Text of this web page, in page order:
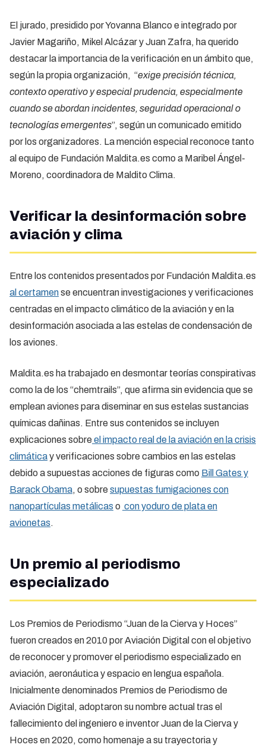
El jurado, presidido por Yovanna Blanco e integrado por
Javier Magariño, Mikel Alcázar y Juan Zafra, ha querido
destacar la importancia de la verificación en un ámbito que,
según la propia organización, “exige precisión técnica,
contexto operativo y especial prudencia, especialmente
cuando se abordan incidentes, seguridad operacional o
tecnologías emergentes”, según un comunicado emitido
por los organizadores. La mención especial reconoce tanto
al equipo de Fundación Maldita.es como a Maribel Ángel-
Moreno, coordinadora de Maldito Clima.
Verificar la desinformación sobre
aviación y clima
Entre los contenidos presentados por Fundación Maldita.es
al certamense encuentran investigaciones y verificaciones
centradas en el impacto climático de la aviación y en la
desinformación asociada a las estelas de condensación de
los aviones.
Maldita.es ha trabajado en desmontar teorías conspirativas
como la de los “chemtrails”, que afirma sin evidencia que se
emplean aviones para diseminar en sus estelas sustancias
químicas dañinas. Entre sus contenidos se incluyen
explicaciones sobreel impacto real de la aviación en la crisis
climáticay verificaciones sobre cambios en las estelas
debido a supuestas acciones de figuras como Bill Gates y
Barack Obama, o sobresupuestas fumigaciones con
nanopartículas metálicas o con yoduro de plata en
avionetas.
Un premio al periodismo
especializado
Los Premios de Periodismo “Juan de la Cierva y Hoces”
fueron creados en 2010 por Aviación Digital con el objetivo
de reconocer y promover el periodismo especializado en
aviación, aeronáutica y espacio en lengua española.
Inicialmente denominados Premios de Periodismo de
Aviación Digital, adoptaron su nombre actual tras el
fallecimiento del ingeniero e inventor Juan de la Cierva y
Hoces en 2020, como homenaje a su trayectoria y